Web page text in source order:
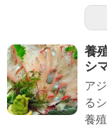
養
シ
ア
る
養